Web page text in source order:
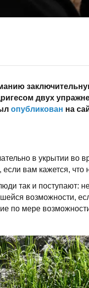
двух
опубликован на
в укрытии во
вам кажется,
так и поступают:
возможности,
по мере